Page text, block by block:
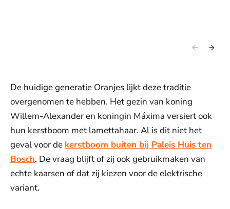
De huidige generatie Oranjes lijkt deze traditie
overgenomen te hebben. Het gezin van koning
Willem-Alexander en koningin Máxima versiert ook
hun kerstboom met lamettahaar. Al is dit niet het
geval voor de kerstboom buiten bij Paleis Huis ten
Bosch. De vraag blijft of zij ook gebruikmaken van
echte kaarsen of dat zij kiezen voor de elektrische
variant.